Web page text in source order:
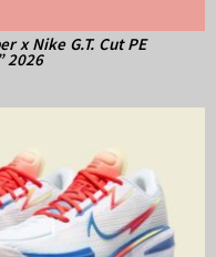
x Nike G.T. Cut PE
2026